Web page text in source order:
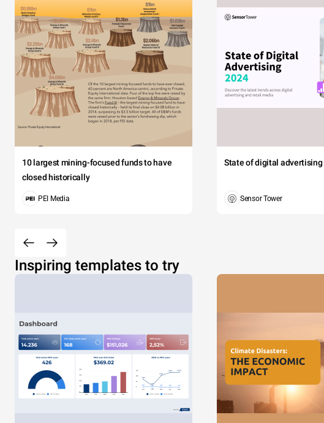
10 largest mining-focused funds to have
closed historically
PEI Media
State of digital advertising
Sensor Tower
Inspiring templates to try